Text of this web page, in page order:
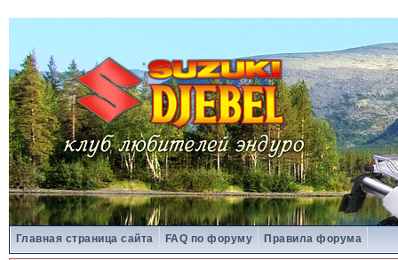
Главная страница сайта FAQ по форуму Правила форума